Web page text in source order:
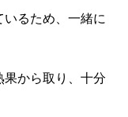
るため、一緒に
から取り、十分